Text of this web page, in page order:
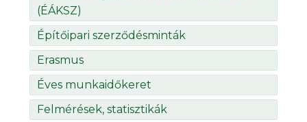
(ÉÁKSZ)
Építőipari szerződésminták
Erasmus
Éves munkaidőkeret
Felmérések, statisztikák